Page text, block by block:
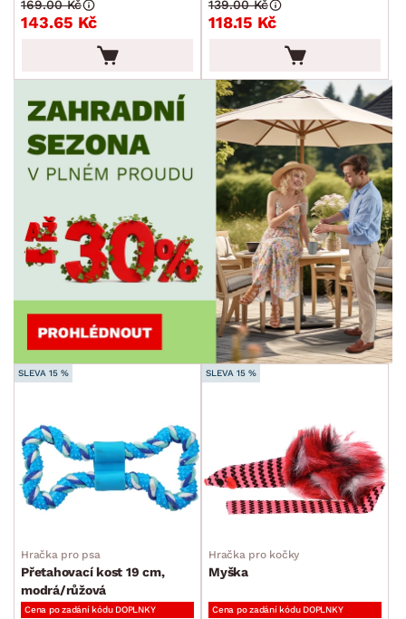
143.65 Kč
169.00 Kč
118.15 Kč
139.00 Kč
SLEVA 15 %
Hračka pro psa
Přetahovací kost 19 cm,
modrá/růžová
Cena po zadání kódu DOPLNKY
SLEVA 15 %
Hračka pro kočky
Myška
Cena po zadání kódu DOPLNKY